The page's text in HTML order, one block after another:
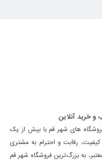
و خرید آنلاین
های شهر قم با بیش از یک
رقابت و احترام به مشتری
به بزرگ‌ترین فروشگاه شهر قم